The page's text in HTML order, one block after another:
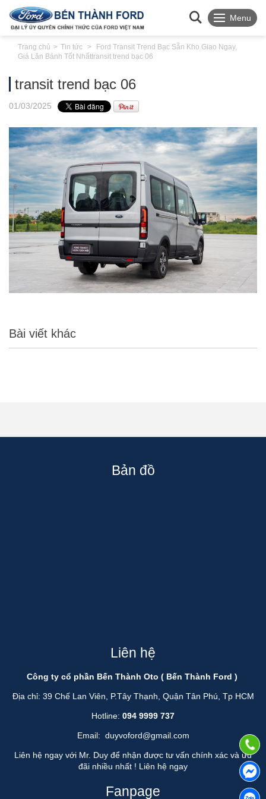
Menu
Trang chủ Tin tức
Ford Transit Trend Bạc Sẵn Kho Giao Ngay,
Giá Lăn Bánh Tốt Nhấttransit trend bạc 06
transit trend bạc 06
01/03/2025
Bài viết khác
Bản đồ
Liên hệ
Công ty cổ phần Bến Thành Oto ( Bến Thành Ford )
Địa chỉ: 39 Chế Lan Viên, P.Tây Thạnh, Quận Tân Phú, Tp HCM
Hotline: 094 9999 737
Email: duyvoford@gmail.com
Liên hệ ngay với Mr. Duy để nhận được tư vấn chính xác và ưu
đãi nhiều nhất ! Liên hệ ngay
Fanpage